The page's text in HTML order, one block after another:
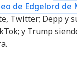
de Edgelord de
Twitter; Depp y
y Trump